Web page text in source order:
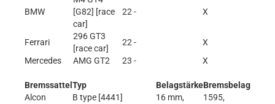
BMW
[G82] [race
car]
22 - X
Ferrari
296 GT3
[race car]
22 -
X
Mercedes
AMG GT2 23 - X
Bremssattel Typ BelagstärkeBremsbelag
Alcon
B type [4441]
16 mm,
1595,